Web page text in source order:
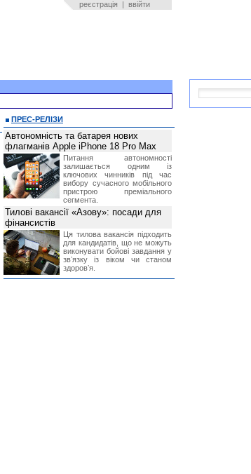
реєстрація | ввійти
ПРЕС-РЕЛІЗИ
Автономність та батарея нових
флагманів Apple iPhone 18 Pro Max
Питання автономності
залишається одним із
ключових чинників під час
вибору сучасного мобільного
пристрою преміального
сегмента.
Тилові вакансії «Азову»: посади для
фінансистів
Ця тилова вакансія підходить
для кандидатів, що не можуть
виконувати бойові завдання у
звʼязку із віком чи станом
здоровʼя.